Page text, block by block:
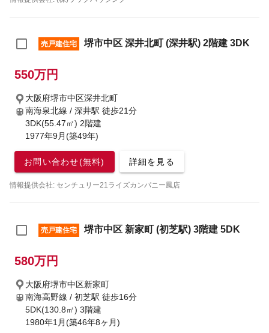
売戸建住宅 堺市中区 深井北町 (深井駅) 2階建 3DK
550万円
大阪府堺市中区深井北町
南海泉北線 / 深井駅 徒歩21分
3DK(55.47㎡) 2階建
1977年9月(築49年)
お問い合わせ(無料) 詳細を見る
情報提供会社: センチュリー21ライズカンパニー鳳店
売戸建住宅 堺市中区 新家町 (初芝駅) 3階建 5DK
580万円
大阪府堺市中区新家町
南海高野線 / 初芝駅 徒歩16分
5DK(130.8㎡) 3階建
1980年1月(築46年8ヶ月)